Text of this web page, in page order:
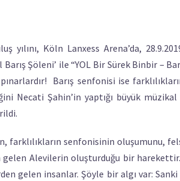
yılını, Köln Lanxess Arena’da,
Şöleni’ ile “YOL Bir Sürek Binbir –
Barış senfonisi ise
Necati Şahin’in yaptığı büyük
farklılıkların senfonisinin oluşumunu,
gelen Alevilerin oluşturduğu bir
gelen insanlar. Şöyle bir algı var: